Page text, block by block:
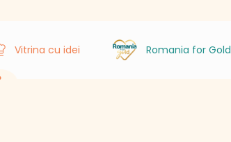
Vitrina cu idei Romania for Gold